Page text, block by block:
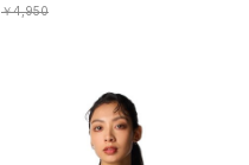
￥4,950